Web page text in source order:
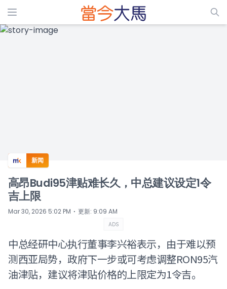
ADS
新闻
高昂Budi95津贴难长久，中总建议设定1令
吉上限
Mar 30, 2026 5:02 PM ⋅ 更新: 9:09 AM
ADS
中总经研中心执行董事李兴裕表示，由于难以预
测西亚局势，政府下一步或可考虑调整RON95汽
油津贴，建议将津贴价格的上限定为1令吉。